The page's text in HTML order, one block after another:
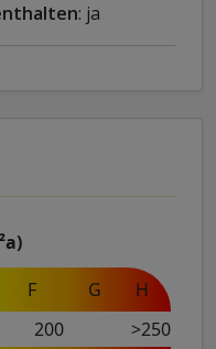
: ja
F G H
200
>250